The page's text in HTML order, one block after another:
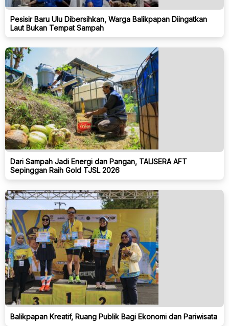
Pesisir Baru Ulu Dibersihkan, Warga Balikpapan Diingatkan
Laut Bukan Tempat Sampah
Dari Sampah Jadi Energi dan Pangan, TALISERA AFT
Sepinggan Raih Gold TJSL 2026
Balikpapan Kreatif, Ruang Publik Bagi Ekonomi dan Pariwisata